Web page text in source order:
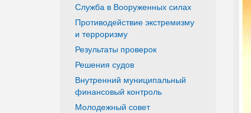
Служба в Вооруженных силах
Противодействие экстремизму
и терроризму
Результаты проверок
Решения судов
Внутренний муниципальный
финансовый контроль
Молодежный совет